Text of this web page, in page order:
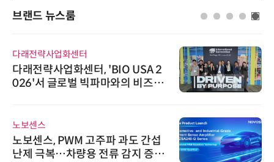
브랜드 뉴스룸
다래전략사업화센터
다래전략사업화센터, 'BIO USA 2
026'서 글로벌 빅파마와의 비즈니
노보센스
노보센스, PWM 고주파 과도 간섭
난제 극복…차량용 전류 감지 증폭